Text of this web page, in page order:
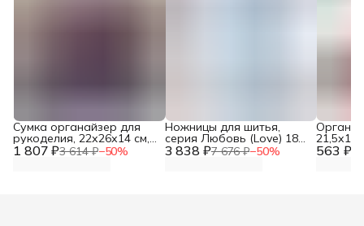
1 807 ₽3 614 ₽−50%
Сумка органайзер для
рукоделия, 22х26х14 см,
Hobby&Pro 3 838 ₽7 676 ₽−50%
Ножницы для шитья,
серия Любовь (Love) 18
см, Prym, 610540 563 ₽